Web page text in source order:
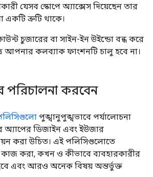
যেসব স্কোপে অ্যাক্সেস দিয়েছেন তার
ত্রুটি থাকে।
চুজারের বা সাইন-ইন উইন্ডো বন্ধ করে
আপনার কলব্যাক ফাংশনটি চালু হবে না।
পরিচালনা করবেন
পুঙ্খানুপুঙ্খভাবে পর্যালোচনা
ডিজাইন এবং ইউজার
করা উচিত। এই পলিসিগুলোতে
করা, কখন ও কীভাবে ব্যবহারকারীর
এবং আরও অনেক বিষয় অন্তর্ভুক্ত